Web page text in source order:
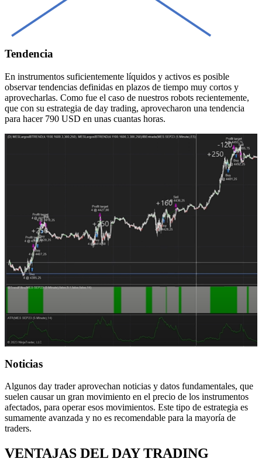
Tendencia
En instrumentos suficientemente líquidos y activos es posible
observar tendencias definidas en plazos de tiempo muy cortos y
aprovecharlas. Como fue el caso de nuestros robots recientemente,
que con su estrategia de day trading, aprovecharon una tendencia
para hacer 790 USD en unas cuantas horas.
Noticias
Algunos day trader aprovechan noticias y datos fundamentales, que
suelen causar un gran movimiento en el precio de los instrumentos
afectados, para operar esos movimientos. Este tipo de estrategia es
sumamente avanzada y no es recomendable para la mayoría de
traders.
VENTAJAS DEL DAY TRADING